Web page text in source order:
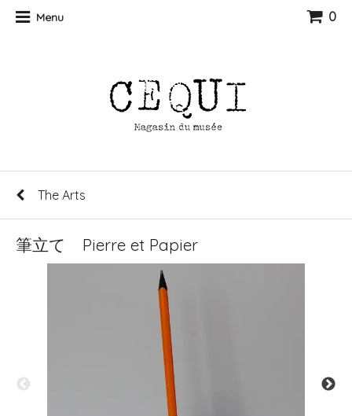
Menu 0
The Arts
筆立て Pierre et Papier